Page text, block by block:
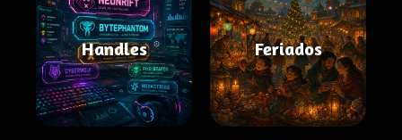
Handles Feriados